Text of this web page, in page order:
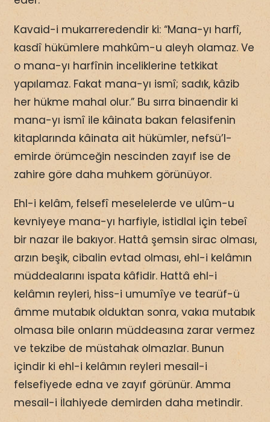
Kavaid-i mukarreredendir ki: “Mana-yı harfî,
kasdî hükümlere mahkûm-u aleyh olamaz. Ve
o mana-yı harfînin inceliklerine tetkikat
yapılamaz. Fakat mana-yı ismî; sadık, kâzib
her hükme mahal olur.” Bu sırra binaendir ki
mana-yı ismî ile kâinata bakan felasifenin
kitaplarında kâinata ait hükümler, nefsü’l-
emirde örümceğin nescinden zayıf ise de
zahire göre daha muhkem görünüyor.
Ehl-i kelâm, felsefî meselelerde ve ulûm-u
kevniyeye mana-yı harfiyle, istidlal için tebeî
bir nazar ile bakıyor. Hattâ şemsin sirac olması,
arzın beşik, cibalin evtad olması, ehl-i kelâmın
müddealarını ispata kâfidir. Hattâ ehl-i
kelâmın reyleri, hiss-i umumîye ve tearüf-ü
âmme mutabık olduktan sonra, vakıa mutabık
olmasa bile onların müddeasına zarar vermez
ve tekzibe de müstahak olmazlar. Bunun
içindir ki ehl-i kelâmın reyleri mesail-i
felsefiyede edna ve zayıf görünür. Amma
mesail-i İlahiyede demirden daha metindir.